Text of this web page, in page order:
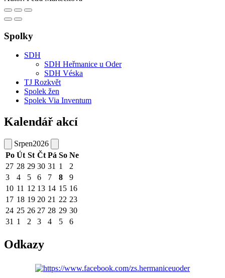
Spolky
SDH
SDH Heřmanice u Oder
SDH Véska
TJ Rozkvět
Spolek žen
Spolek Via Inventum
Kalendář akcí
Srpen2026
Po Út St Čt Pá So Ne
27 28 29 30 31 1
2
3
4 5 6 7 8
9
10 11 12 13 14 15 16
17 18 19 20 21 22 23
24 25 26 27 28 29 30
31 1 2 3 4 5 6
Odkazy